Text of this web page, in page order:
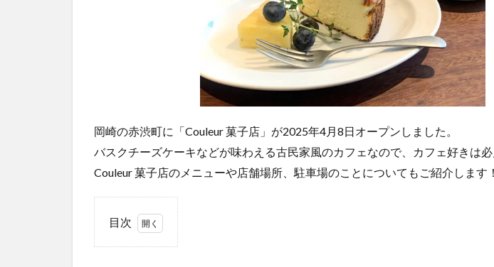
岡崎の赤渋町に「Couleur 菓子店」が2025年4月8日オープンしました。
バスクチーズケーキなどが味わえる古民家風のカフェなので、カフェ好きは必
Couleur 菓子店のメニューや店舗場所、駐車場のことについてもご紹介します！
目次